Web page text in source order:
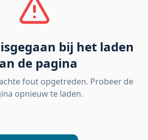
bij het laden
de pagina
fout opgetreden. Probeer de
opnieuw te laden.